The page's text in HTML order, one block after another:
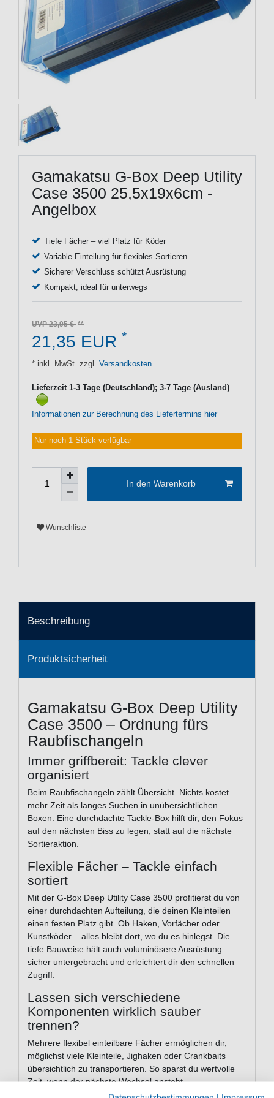
Gamakatsu G-Box Deep Utility
Case 3500 25,5x19x6cm -
Angelbox
Tiefe Fächer – viel Platz für Köder
Variable Einteilung für flexibles Sortieren
Sicherer Verschluss schützt Ausrüstung
Kompakt, ideal für unterwegs
UVP 23,95 €
21,35 EUR *
* inkl. MwSt. zzgl. Versandkosten
Lieferzeit 1-3 Tage (Deutschland); 3-7 Tage (Ausland)
Informationen zur Berechnung des Liefertermins hier
Nur noch 1 Stück verfügbar
In den Warenkorb
Wunschliste
Beschreibung
Produktsicherheit
Gamakatsu G-Box Deep Utility
Case 3500 – Ordnung fürs
Raubfischangeln
Immer griffbereit: Tackle clever
organisiert
Beim Raubfischangeln zählt Übersicht. Nichts kostet
mehr Zeit als langes Suchen in unübersichtlichen
Boxen. Eine durchdachte Tackle-Box hilft dir, den Fokus
auf den nächsten Biss zu legen, statt auf die nächste
Sortieraktion.
Flexible Fächer – Tackle einfach
sortiert
Mit der G-Box Deep Utility Case 3500 profitierst du von
einer durchdachten Aufteilung, die deinen Kleinteilen
einen festen Platz gibt. Ob Haken, Vorfächer oder
Kunstköder – alles bleibt dort, wo du es hinlegst. Die
tiefe Bauweise hält auch voluminösere Ausrüstung
sicher untergebracht und erleichtert dir den schnellen
Zugriff.
Lassen sich verschiedene
Komponenten wirklich sauber
trennen?
Mehrere flexibel einteilbare Fächer ermöglichen dir,
möglichst viele Kleinteile, Jighaken oder Crankbaits
übersichtlich zu transportieren. So sparst du wertvolle
Zeit, wenn der nächste Wechsel ansteht.